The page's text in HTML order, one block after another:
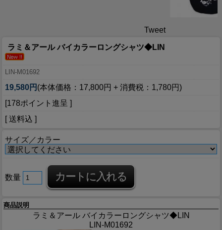
Tweet
ラミ＆アール バイカラーロングシャツ◆LIN
LIN-M01692
19,580円 (本体価格：17,800円 + 消費税：1,780円)
[178ポイント進呈 ]
[ 送料込 ]
サイズ／カラー
数量
商品説明
ラミ＆アール バイカラーロングシャツ◆LIN
LIN-M01692